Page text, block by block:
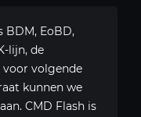
BDM, EoBD,
lijn, de
volgende
kunnen we
CMD Flash is